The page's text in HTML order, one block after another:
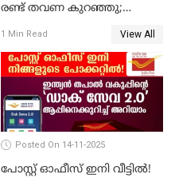
രണ്ട് തവണ കുറഞ്ഞു;
1 Min Read View All
Posted On 14-11-2025
പോസ്റ്റ് ഓഫീസ് ഇനി വീട്ടിൽ!